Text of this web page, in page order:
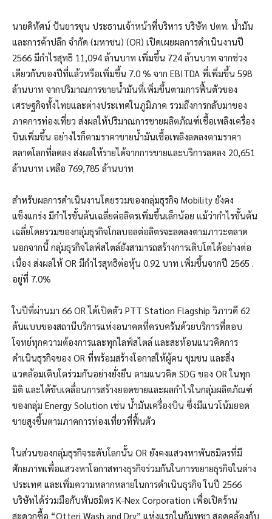
นายดิทัศน์ ปันยารชุน ประธานเจ้าหน้าที่บริหาร บริษัท ปตท. น้ำมัน
และการค้าปลีก จำกัด (มหาชน) (OR) เปิดเผยผลการดำเนินงานปี
2566 มีกำไรสุทธิ 11,094 ล้านบาท เพิ่มขึ้น 724 ล้านบาท จากช่วง
เดียวกันของปีที่แล้วหรือเพิ่มขึ้น 7.0 % จาก EBITDA ที่เพิ่มขึ้น 598
ล้านบาท จากปริมาณการขายน้ำมันที่เพิ่มขึ้นตามการฟื้นตัวของ
เศรษฐกิจทั้งไทยและต่างประเทศในภูมิภาค รวมถึงการกลับมาของ
ภาคการท่องเที่ยว ส่งผลให้ปริมาณการขายผลิตภัณฑ์เชื้อเพลิงเครื่อง
บินเพิ่มขึ้น อย่างไรก็ตามราคาขายน้ำมันเชื้อเพลิงลดลงตามราคา
ตลาดโลกที่ลดลง ส่งผลให้รายได้จากการขายและบริการลดลง 20,651
ล้านบาท เหลือ 769,785 ล้านบาท
สำหรับผลการดำเนินงานโดยรวมของกลุ่มธุรกิจ Mobility ยังคง
แข็งแกร่ง มีกำไรขั้นต้นเฉลี่ยต่อลิตรเพิ่มขึ้นเล็กน้อย แม้ว่ากำไรขั้นต้น
เฉลี่ยโดยรวมของกลุ่มธุรกิจโกลบอลต่อลิตรจะลดลงตามภาวะตลาด
นอกจากนี้ กลุ่มธุรกิจไลฟ์สไตล์ยังสามารถสร้างการเติบโตได้อย่างต่อ
เนื่อง ส่งผลให้ OR มีกำไรสุทธิต่อหุ้น 0.92 บาท เพิ่มขึ้นจากปี 2565 .
อยู่ที่ 7.0%
ในปีที่ผ่านมา 66 OR ได้เปิดตัว PTT Station Flagship วิภาวดี 62
ต้นแบบของสถานีบริการแห่งอนาคตที่ครบครันด้วยบริการที่ตอบ
โจทย์ทุกความต้องการและทุกไลฟ์สไตล์ และสะท้อนแนวคิดการ
ดำเนินธุรกิจของ OR ที่พร้อมสร้างโอกาสให้ผู้คน ชุมชน และสิ่ง
แวดล้อมเติบโตร่วมกันอย่างยั่งยืน ตามแนวคิด SDG ของ OR ในทุก
มิติ และได้ขับเคลื่อนการสร้างยอดขายและผลกำไรในกลุ่มผลิตภัณฑ์
ของกลุ่ม Energy Solution เช่น น้ำมันเครื่องบิน ซึ่งมีแนวโน้มยอด
ขายสูงขึ้นตามภาคการท่องเที่ยวที่ฟื้นตัว
ในส่วนของกลุ่มธุรกิจระดับโลกนั้น OR ยังคงแสวงหาพันธมิตรที่มี
ศักยภาพเพื่อแสวงหาโอกาสทางธุรกิจร่วมกันในการขยายธุรกิจในต่าง
ประเทศ และเพิ่มความหลากหลายในการดำเนินธุรกิจ ในปี 2566
บริษัทได้ร่วมมือกับพันธมิตร K-Nex Corporation เพื่อเปิดร้าน
สะดวกซื้อ “Otteri Wash and Dry” แห่งแรกในกัมพูชา สอดคล้องกับ